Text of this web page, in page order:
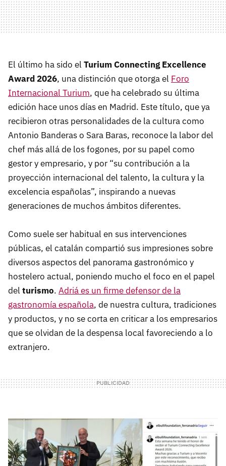
El último ha sido el Turium Connecting Excellence
Award 2026, una distinción que otorga el Foro
Internacional Turium, que ha celebrado su última
edición hace unos días en Madrid. Este título, que ya
recibieron otras personalidades de la cultura como
Antonio Banderas o Sara Baras, reconoce la labor del
chef más allá de los fogones, por su papel como
gestor y empresario, y por “su contribución a la
proyección internacional del talento, la cultura y la
excelencia españolas”, inspirando a nuevas
generaciones de muchos ámbitos diferentes.
Como suele ser habitual en sus intervenciones
públicas, el catalán compartió sus impresiones sobre
diversos aspectos del panorama gastronómico y
hostelero actual, poniendo mucho el foco en el papel
del turismo. Adriá es un firme defensor de la
gastronomía española, de nuestra cultura, tradiciones
y productos, y no se corta en criticar a los empresarios
que se olvidan de la despensa local favoreciendo a lo
extranjero.